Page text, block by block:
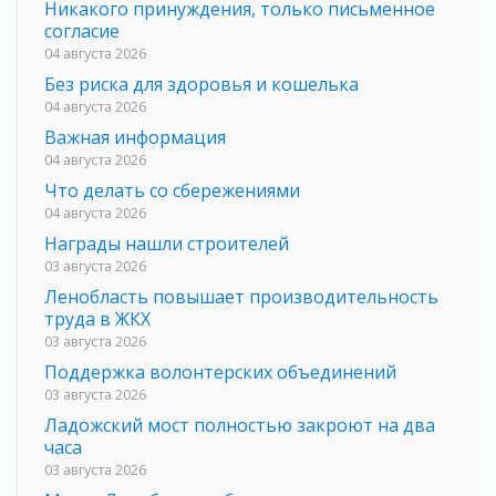
Никакого принуждения, только письменное
согласие
04 августа 2026
Без риска для здоровья и кошелька
04 августа 2026
Важная информация
04 августа 2026
Что делать со сбережениями
04 августа 2026
Награды нашли строителей
03 августа 2026
Ленобласть повышает производительность
труда в ЖКХ
03 августа 2026
Поддержка волонтерских объединений
03 августа 2026
Ладожский мост полностью закроют на два
часа
03 августа 2026